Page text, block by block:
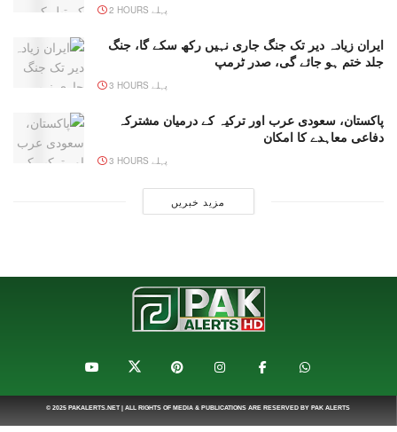
2 HOURS پہلے
ایران زیادہ دیر تک جنگ جاری نہیں رکھ سکے گا، جنگ
جلد ختم ہو جائے گی، صدر ٹرمپ
3 HOURS پہلے
پاکستان، سعودی عرب اور ترکیہ کے درمیان مشترکہ
دفاعی معاہدے کا امکان
3 HOURS پہلے
مزید خبریں
© 2025 PAKALERTS.NET| ALL RIGHTS OF MEDIA & PUBLICATIONS ARE RESERVED BY PAK ALERTS